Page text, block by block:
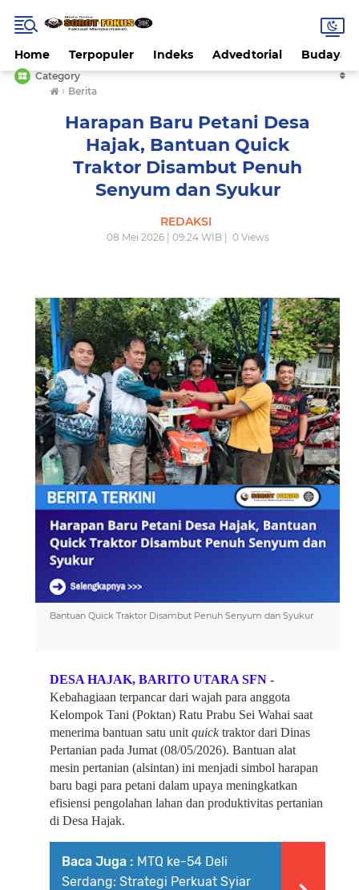
Home Terpopuler Indeks Advedtorial Budaya
Category
› Berita
Harapan Baru Petani Desa
Hajak, Bantuan Quick
Traktor Disambut Penuh
Senyum dan Syukur
REDAKSI
08 Mei 2026 | 09:24 WIB | 0Views
Bantuan Quick Traktor Disambut Penuh Senyum dan Syukur
DESA HAJAK, BARITO UTARA SFN -
Kebahagiaan terpancar dari wajah para anggota
Kelompok Tani (Poktan) Ratu Prabu Sei Wahai saat
menerima bantuan satu unit quick traktor dari Dinas
Pertanian pada Jumat (08/05/2026). Bantuan alat
mesin pertanian (alsintan) ini menjadi simbol harapan
baru bagi para petani dalam upaya meningkatkan
efisiensi pengolahan lahan dan produktivitas pertanian
di Desa Hajak.
Baca Juga : MTQ ke-54 Deli
Serdang: Strategi Perkuat Syiar